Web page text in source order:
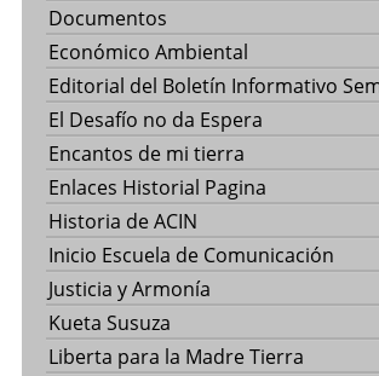
Documentos
Económico Ambiental
Editorial del Boletín Informativo
El Desafío no da Espera
Encantos de mi tierra
Enlaces Historial Pagina
Historia de ACIN
Inicio Escuela de Comunicación
Justicia y Armonía
Kueta Susuza
Liberta para la Madre Tierra